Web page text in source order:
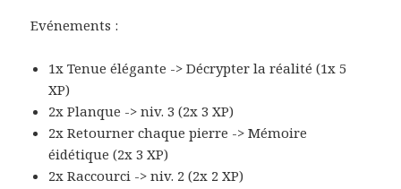
Evénements :
1x Tenue élégante -> Décrypter la réalité (1x 5
XP)
2x Planque -> niv. 3 (2x 3 XP)
2x Retourner chaque pierre -> Mémoire
éidétique (2x 3 XP)
2x Raccourci -> niv. 2 (2x 2 XP)